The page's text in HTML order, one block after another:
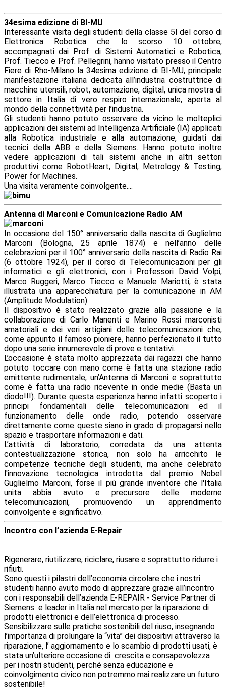
34esima edizione di BI-MU
Interessante visita degli studenti della classe 5I del corso di
Elettronica Robotica che lo scorso 10 ottobre,
accompagnati dai Prof. di Sistemi Automatici e Robotica,
Prof. Tiecco e Prof. Pellegrini, hanno visitato presso il Centro
Fiere di Rho-Milano la 34esima edizione di BI-MU, principale
manifestazione italiana dedicata all’industria costruttrice di
macchine utensili, robot, automazione, digital, unica mostra di
settore in Italia di vero respiro internazionale, aperta al
mondo della connettività per l’industria.
Gli studenti hanno potuto osservare da vicino le molteplici
applicazioni dei sistemi ad Intelligenza Artificiale (IA) applicati
alla Robotica industriale e alla automazione, guidati dai
tecnici della ABB e della Siemens. Hanno potuto inoltre
vedere applicazioni di tali sistemi anche in altri settori
produttivi come RobotHeart, Digital, Metrology & Testing,
Power for Machines.
Una visita veramente coinvolgente....
Antenna di Marconi e Comunicazione Radio AM
In occasione del 150° anniversario dalla nascita di Guglielmo
Marconi (Bologna, 25 aprile 1874) e nell’anno delle
celebrazioni per il 100° anniversario della nascita di Radio Rai
(6 ottobre 1924), per il corso di Telecomunicazioni per gli
informatici e gli elettronici, con i Professori David Volpi,
Marco Ruggeri, Marco Tiecco e Manuele Mariotti, è stata
illustrata una apparecchiatura per la comunicazione in AM
(Amplitude Modulation).
Il dispositivo è stato realizzato grazie alla passione e la
collaborazione di Carlo Manenti e Marino Rossi marconisti
amatoriali e dei veri artigiani delle telecomunicazioni che,
come appunto il famoso pioniere, hanno perfezionato il tutto
dopo una serie innumerevole di prove e tentativi.
L’occasione è stata molto apprezzata dai ragazzi che hanno
potuto toccare con mano come è fatta una stazione radio
emittente rudimentale, un’Antenna di Marconi e soprattutto
come è fatta una radio ricevente in onde medie (Basta un
diodo!!!). Durante questa esperienza hanno infatti scoperto i
principi fondamentali delle telecomunicazioni ed il
funzionamento delle onde radio, potendo osservare
direttamente come queste siano in grado di propagarsi nello
spazio e trasportare informazioni e dati.
L’attività di laboratorio, corredata da una attenta
contestualizzazione storica, non solo ha arricchito le
competenze tecniche degli studenti, ma anche celebrato
l'innovazione tecnologica introdotta dal premio Nobel
Guglielmo Marconi, forse il più grande inventore che l'Italia
unita abbia avuto e precursore delle moderne
telecomunicazioni, promuovendo un apprendimento
coinvolgente e significativo.
Incontro con l’azienda E-Repair
Rigenerare, riutilizzare, riciclare, riusare e soprattutto ridurre i
rifiuti.
Sono questi i pilastri dell’economia circolare che i nostri
studenti hanno avuto modo di apprezzare grazie all’incontro
con i responsabili dell’azienda E-REPAIR - Service Partner di
Siemens e leader in Italia nel mercato per la riparazione di
prodotti elettronici e dell’elettronica di processo.
Sensibilizzare sulle pratiche sostenibili del riuso, insegnando
l’importanza di prolungare la “vita” dei dispositivi attraverso la
riparazione, l’ aggiornamento e lo scambio di prodotti usati, è
stata un’ulteriore occasione di crescita e consapevolezza
per i nostri studenti, perché senza educazione e
coinvolgimento civico non potremmo mai realizzare un futuro
sostenibile!